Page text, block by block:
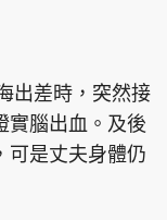
出差時，突然接
實腦出血。及後
可是丈夫身體仍